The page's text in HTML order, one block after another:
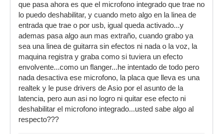
que pasa ahora es que el microfono integrado que trae no
lo puedo deshabilitar, y cuando meto algo en la linea de
entrada que trae o por usb, igual queda activado...y
ademas pasa algo aun mas extraño, cuando grabo ya
sea una linea de guitarra sin efectos ni nada o la voz, la
maquina registra y graba como si tuviera un efecto
envolvente...como un flanger...he intentado de todo pero
nada desactiva ese microfono, la placa que lleva es una
realtek y le puse drivers de Asio por el asunto de la
latencia, pero aun asi no logro ni quitar ese efecto ni
deshabilitar el microfono integrado...usted sabe algo al
respecto???